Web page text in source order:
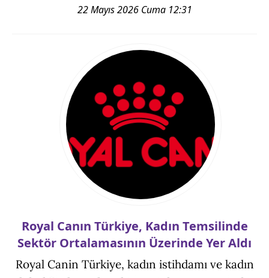
22 Mayıs 2026 Cuma 12:31
Royal Canın Türkiye, Kadın Temsilinde
Sektör Ortalamasının Üzerinde Yer Aldı
Royal Canin Türkiye, kadın istihdamı ve kadın